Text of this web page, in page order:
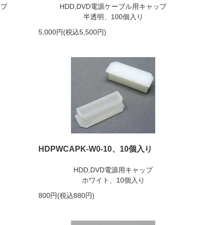
HDD,DVD電源ケーブル用キャップ
半透明、100個入り
5,000円(税込5,500円)
HDPWCAPK-W0-10、10個入り
HDD,DVD電源用キャップ
ホワイト、10個入り
800円(税込880円)